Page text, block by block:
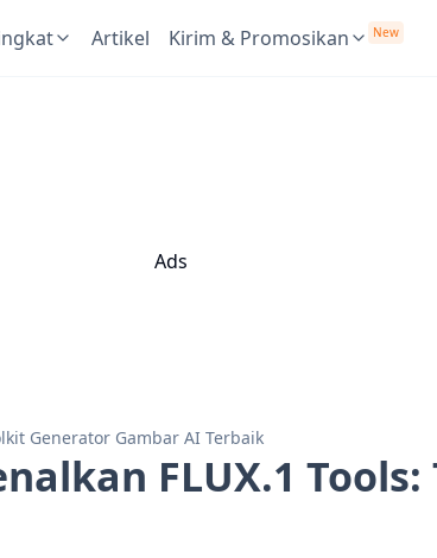
Artikel Kirim & Promosikan New
Ads
Generator Gambar AI Terbaik
FLUX.1